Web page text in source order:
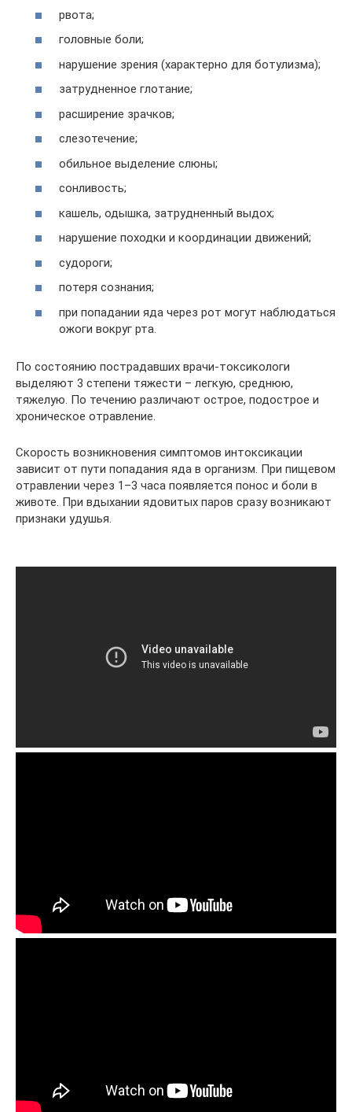
рвота;
головные боли;
нарушение зрения (характерно для ботулизма);
затрудненное глотание;
расширение зрачков;
слезотечение;
обильное выделение слюны;
сонливость;
кашель, одышка, затрудненный выдох;
нарушение походки и координации движений;
судороги;
потеря сознания;
при попадании яда через рот могут наблюдаться
ожоги вокруг рта.
По состоянию пострадавших врачи-токсикологи
выделяют 3 степени тяжести – легкую, среднюю,
тяжелую. По течению различают острое, подострое и
хроническое отравление.
Скорость возникновения симптомов интоксикации
зависит от пути попадания яда в организм. При пищевом
отравлении через 1–3 часа появляется понос и боли в
животе. При вдыхании ядовитых паров сразу возникают
признаки удушья.